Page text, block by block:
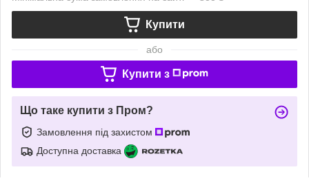
Купити
або
Купити з
Що таке купити з Пром?
Замовлення під захистом
Доступна доставка